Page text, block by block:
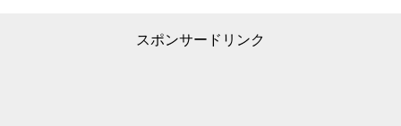
スポンサードリンク